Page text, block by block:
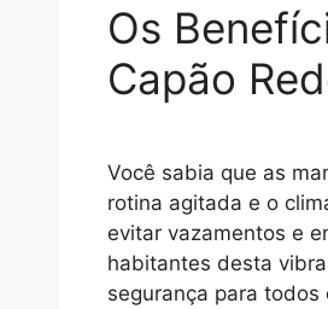
Os
Capão
Você sabia que as
rotina agitada e o
evitar vazamentos e
habitantes desta
segurança para todos